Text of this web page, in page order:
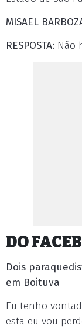
MISAEL
RESPOSTA: Não
DO
Dois
em Boituva
Eu tenho
esta eu vou